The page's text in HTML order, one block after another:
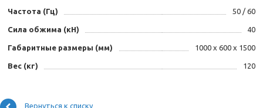
Частота (Гц) 50 / 60
Сила обжима (кН) 40
Габаритные размеры (мм) 1000 х 600 х 1500
Вес (кг) 120
Вернуться к списку